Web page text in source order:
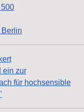
ein zur
für hochsensible